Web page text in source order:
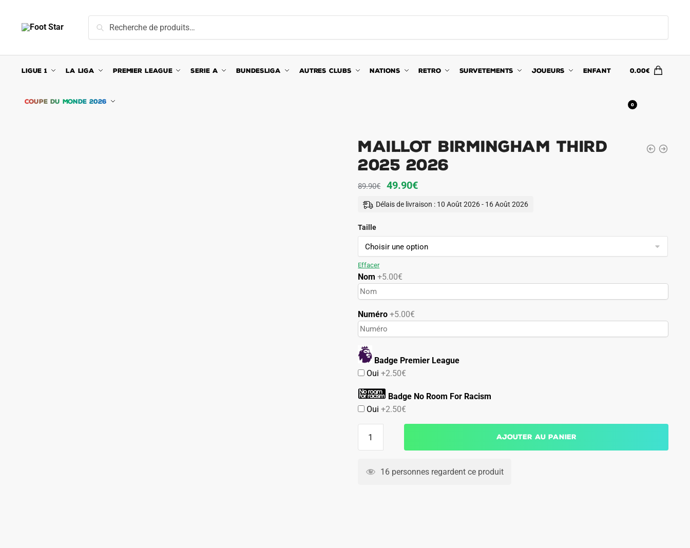
navigation
content
pour :
Recherche
LIGUE 1 LA LIGA PREMIER LEAGUE SERIE A BUNDESLIGA AUTRES CLUBS NATIONS RETRO SURVETEMENTS JOUEURS ENFANT
COUPE DU MONDE 2026
0.00€
0
Maillot Birmingham Third
2025 2026
89.90€
Le
prix
89.90€.
49.90€Le
prix
49.90€.
Délais de livraison : 10 Août 2026 - 16 Août 2026
Taille
Effacer
Nom +5.00€
Numéro+5.00€
Badge Premier League
Oui+2.50€
Badge No Room For Racism
Oui+2.50€
Birmingham
Ajouter au panier
16 personnes regardent ce produit